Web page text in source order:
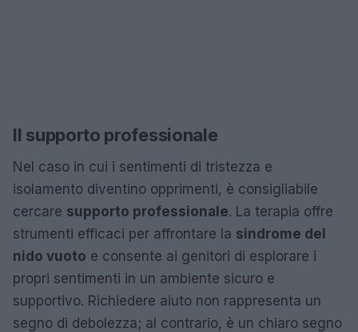
Il supporto professionale
Nel caso in cui i sentimenti di tristezza e
isolamento diventino opprimenti, è consigliabile
cercare supporto professionale. La terapia offre
strumenti efficaci per affrontare la sindrome del
nido vuoto e consente ai genitori di esplorare i
propri sentimenti in un ambiente sicuro e
supportivo. Richiedere aiuto non rappresenta un
segno di debolezza; al contrario, è un chiaro segno